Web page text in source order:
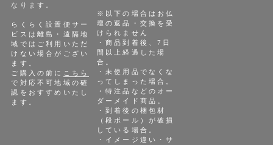
なります。
らくらく設置便サー
ビスは離島・遠隔地
域ではご利用いただ
けない場合がござい
ます。
ご購入の前に こちら
で対応不可地域の確
認をおすすめいたし
ます。
※以下の場合はお仏
壇の返品・交換を受
けられません
・商品到着後、7日
間以上経過した場
合。
・未使用品でなくな
ってしまった場合。
・特注品などのオー
ダーメイド商品。
・到着後の梱包材
（段ボール）が破損
している場合。
・イメージ違い・サ